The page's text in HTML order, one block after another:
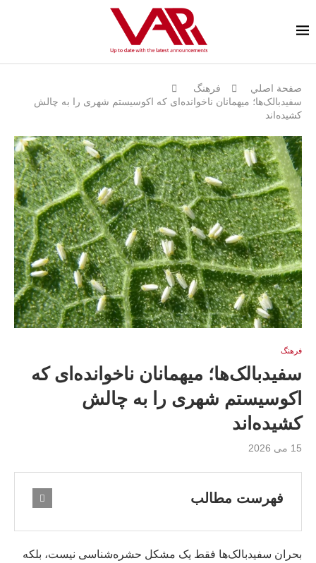
صفحة اصلي
فرهنگ
سفیدبالک‌ها؛ میهمانان ناخوانده‌ای که اکوسیستم شهری را به چالش
کشیده‌اند
فرهنگ
سفیدبالک‌ها؛ میهمانان ناخوانده‌ای که
اکوسیستم شهری را به چالش
کشیده‌اند
15 می 2026
فهرست مطالب
بحران سفیدبالک‌ها فقط یک مشکل حشره‌شناسی نیست، بلکه